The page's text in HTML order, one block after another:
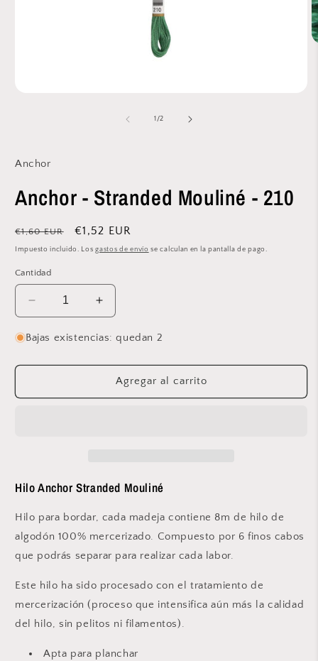
ventana
1 /de
2
Anchor
Anchor - Stranded Mouliné - 210
Precio
habitual
€1,60 EUR
Precio
de
€1,52 EUR
Impuesto incluido. Losgastos de envío se calculan en la pantalla de pago.
Cantidad
Reducir
cantidad
para
-
Mouliné
Aumentar
cantidad
para
-
Stranded
Mouliné
Bajas existencias: quedan 2
Agregar al carrito
Hilo Anchor Stranded Mouliné
Hilo para bordar, cada madeja contiene 8m de hilo de
algodón 100% mercerizado. Compuesto por 6 finos cabos
que podrás separar para realizar cada labor.
Este hilo ha sido procesado con el tratamiento de
mercerización (proceso que intensifica aún más la calidad
del hilo, sin pelitos ni filamentos).
Apta para planchar